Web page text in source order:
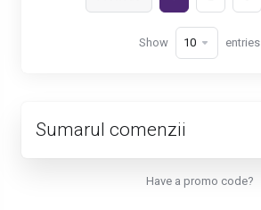
Show entries
Sumarul comenzii
Have a promo code?